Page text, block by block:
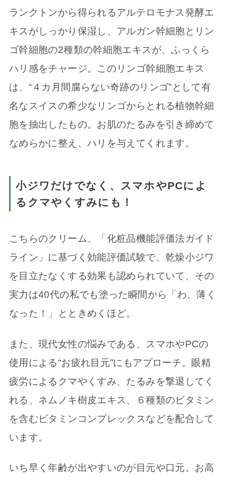
ランクトンから得られるアルテロモナス発酵エ
キスがしっかり保湿し、アルガン幹細胞とリン
ゴ幹細胞の2種類の幹細胞エキスが、ふっくら
ハリ感をチャージ。このリンゴ幹細胞エキス
は、“４カ月間腐らない奇跡のリンゴ”として有
名なスイスの希少なリンゴからとれる植物幹細
胞を抽出したもの。お肌のたるみを引き締めて
なめらかに整え、ハリを与えてくれます。
小ジワだけでなく、スマホやPCによ
るクマやくすみにも！
こちらのクリーム、「化粧品機能評価法ガイド
ライン」に基づく効能評価試験で、乾燥小ジワ
を目立たなくする効果も認められていて、その
実力は40代の私でも塗った瞬間から「わ、薄く
なった！」とときめくほど。
また、現代女性の悩みである、スマホやPCの
使用による“お疲れ目元”にもアプローチ。眼精
疲労によるクマやくすみ、たるみを撃退してく
れる、ネムノキ樹皮エキス、６種類のビタミン
を含むビタミンコンプレックスなどを配合して
います。
いち早く年齢が出やすいのが目元や口元。お高